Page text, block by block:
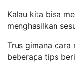
Kalau kita bisa
menghasilkan
Trus gimana cara
beberapa tips